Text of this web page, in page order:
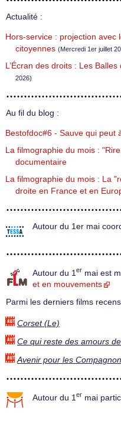
Actualité :
Hors-service : projection avec
citoyennes (Mercredi 1er juillet
L’Écran des droits : Les
2026)
Au fil du blog :
Bestofdoc#6 - Sauve qui peut
La filmographie du mois :
documentaire
La filmographie du mois : La
droite en France et en
Autour du 1er mai
Autour du 1 er mai est
et en mouvements
Parmi les derniers films
Corset (Le)
Ce qui reste des amours
Avenir pour les
Autour du 1 er mai